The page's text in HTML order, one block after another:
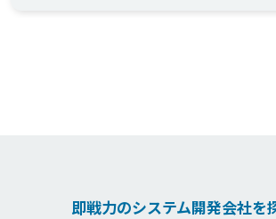
即戦力のシステム開発会社を